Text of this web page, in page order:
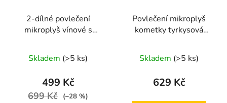
2-dílné povlečení
mikroplyš vínové s
140x200 s vánočním
motivem
Skladem (>5 ks)
499 Kč
699 Kč (–28 %)
Povlečení mikroplyš
kometky tyrkysová
Skladem (>5 ks)
629 Kč